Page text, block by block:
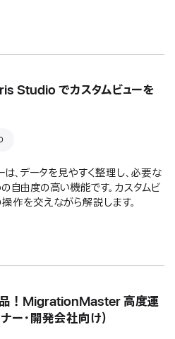
Studio でカスタムビューを
、データを見やすく整理し、必要な
由度の高い機能です。カスタムビ
作を交えながら解説します。
！MigrationMaster 高度運
ー・開発会社向け）